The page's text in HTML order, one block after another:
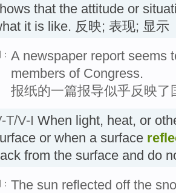
that the attitude or
it is like. 反映; 表现; 显示
A newspaper report seems
members of Congress.
报纸的一篇报导似乎反映
T/V-I When light, heat, or
or when a surface
from the surface and do
The sun reflected off the